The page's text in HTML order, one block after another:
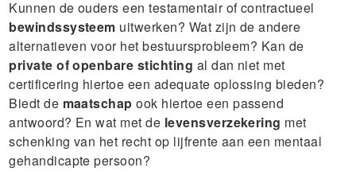
Kunnen de ouders een testamentair of contractueel
bewindssysteem uitwerken? Wat zijn de andere
alternatieven voor het bestuursprobleem? Kan de
private of openbare stichting al dan niet met
certificering hiertoe een adequate oplossing bieden?
Biedt de maatschapook hiertoe een passend
antwoord? En wat met de levensverzekering met
schenking van het recht op lijfrente aan een mentaal
gehandicapte persoon?